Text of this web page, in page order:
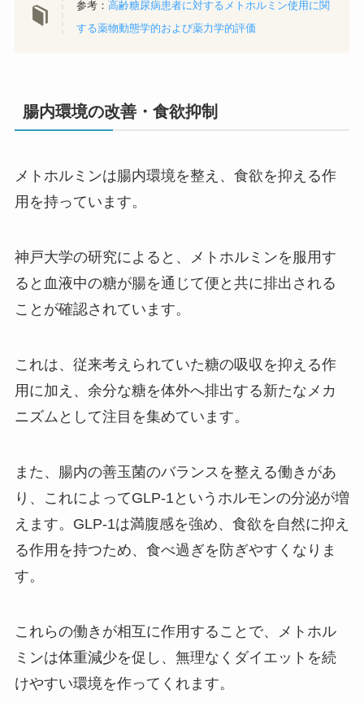
参考：高齢糖尿病患者に対するメトホルミン使用に関
する薬物動態学的および薬力学的評価
腸内環境の改善・食欲抑制
メトホルミンは腸内環境を整え、食欲を抑える作
用を持っています。
神戸大学の研究によると、メトホルミンを服用す
ると血液中の糖が腸を通じて便と共に排出される
ことが確認されています。
これは、従来考えられていた糖の吸収を抑える作
用に加え、余分な糖を体外へ排出する新たなメカ
ニズムとして注目を集めています。
また、腸内の善玉菌のバランスを整える働きがあ
り、これによってGLP-1というホルモンの分泌が増
えます。GLP-1は満腹感を強め、食欲を自然に抑え
る作用を持つため、食べ過ぎを防ぎやすくなりま
す。
これらの働きが相互に作用することで、メトホル
ミンは体重減少を促し、無理なくダイエットを続
けやすい環境を作ってくれます。